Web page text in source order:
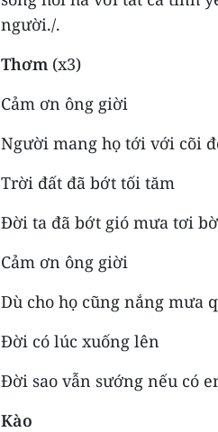
người./.
Thơm (x3)
Cảm ơn ông giời
Người mang họ tới với cõi
Trời đất đã bớt tối tăm
Đời ta đã bớt gió mưa tơi
Cảm ơn ông giời
Dù cho họ cũng nắng mưa
Đời có lúc xuống lên
Đời sao vẫn sướng nếu có
Kào